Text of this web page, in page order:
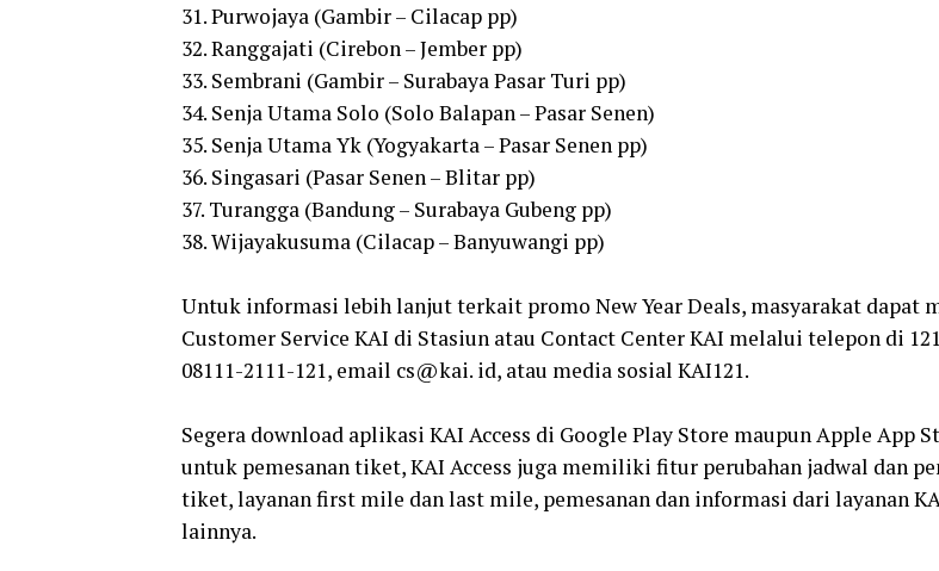
31. Purwojaya (Gambir – Cilacap pp)
32. Ranggajati (Cirebon – Jember pp)
33. Sembrani (Gambir – Surabaya Pasar Turi pp)
34. Senja Utama Solo (Solo Balapan – Pasar Senen)
35. Senja Utama Yk (Yogyakarta – Pasar Senen pp)
36. Singasari (Pasar Senen – Blitar pp)
37. Turangga (Bandung – Surabaya Gubeng pp)
38. Wijayakusuma (Cilacap – Banyuwangi pp)
Untuk informasi lebih lanjut terkait promo New Year Deals, masyarakat dapat
Customer Service KAI di Stasiun atau Contact Center KAI melalui telepon di
08111-2111-121, email cs@kai. id, atau media sosial KAI121.
Segera download aplikasi KAI Access di Google Play Store maupun Apple App
untuk pemesanan tiket, KAI Access juga memiliki fitur perubahan jadwal dan
tiket, layanan first mile dan last mile, pemesanan dan informasi dari layanan
lainnya.